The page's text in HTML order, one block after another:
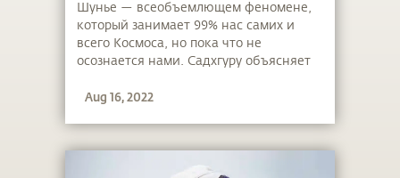
Шунье — всеобъемлющем феномене,
который занимает 99% нас самих и
всего Космоса, но пока что не
осознается нами. Садхгуру объясняет
подход, с помощью которого можно
Самьямы — программы, которая
проводится в Центре Йоги «Иша» и в
Aug 16, 2022